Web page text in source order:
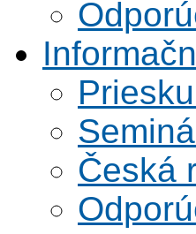
Česká